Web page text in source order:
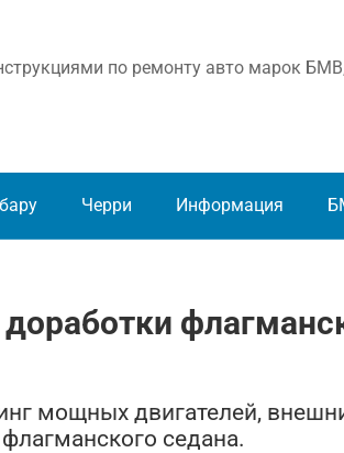
по ремонту авто марок
Черри Информация
мощных двигателей,
седана.